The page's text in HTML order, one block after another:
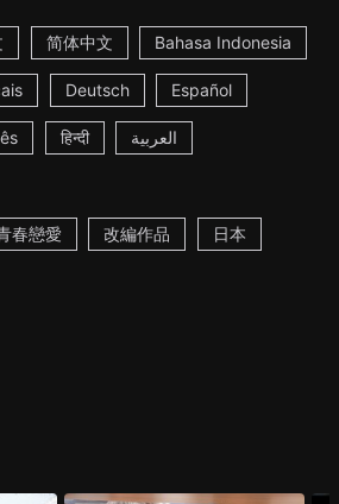
简体中文 Bahasa Indonesia
Deutsch Español
हिन्दी العربية
春戀愛 改編作品 日本